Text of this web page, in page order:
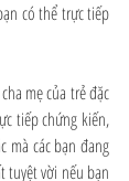
có thể trực tiếp
mẹ của trẻ đặc
tiếp chứng kiến,
mà các bạn đang
tuyệt vời nếu bạn